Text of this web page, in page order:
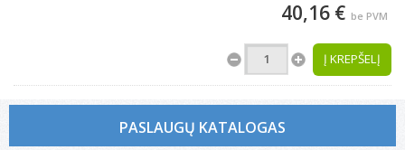
40,16 € be PVM
Į KREPŠELĮ
PASLAUGŲ KATALOGAS